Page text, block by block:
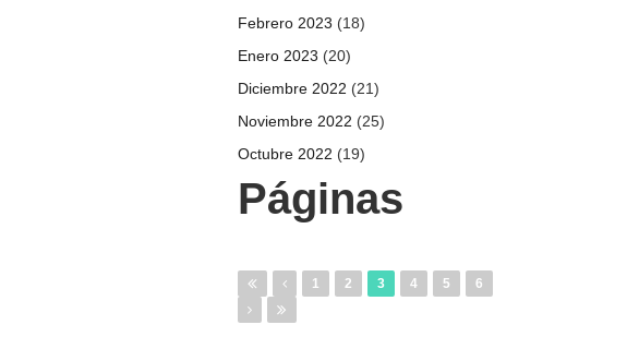
Febrero 2023 (18)
Enero 2023 (20)
Diciembre 2022 (21)
Noviembre 2022 (25)
Octubre 2022 (19)
Páginas
1 2 3 4 5 6